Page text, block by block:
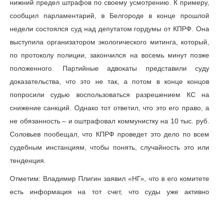
нижний предел штрафов по своему усмотрению. К примеру,
сообщил парламентарий, в Белгороде в конце прошлой
недели состоялся суд над депутатом гордумы от КПРФ. Она
выступила организатором экологического митинга, который,
по протоколу полиции, закончился на восемь минут позже
положенного. Партийные адвокаты представили суду
доказательства, что это не так, а потом в конце концов
попросили судью воспользоваться разрешением КС на
снижение санкций. Однако тот ответил, что это его право, а
не обязанность – и оштрафовал коммунистку на 10 тыс. руб.
Соловьев пообещал, что КПРФ проведет это дело по всем
судебным инстанциям, чтобы понять, случайность это или
тенденция.
Отметим: Владимир Плигин заявил «НГ», что в его комитете
есть информация на тот счет, что суды уже активно